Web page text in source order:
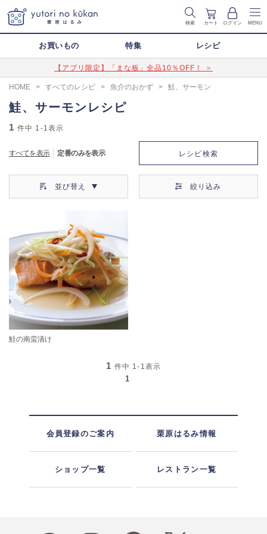
検索 カート ログイン MENU
お買いもの 特集 レシピ
【アプリ限定】「まな板」全品10％OFF！ ＞
HOME > すべてのレシピ > 魚介のおかず > 鮭、サーモン
鮭、サーモンレシピ
1 件中 1-1 表示
すべてを表示 定番のみを表示 レシピ検索
並び替え 絞り込み
鮭の南蛮漬け
1 件中 1-1表示
1
会員登録のご案内 栗原はるみ情報
ショップ一覧 レストラン一覧